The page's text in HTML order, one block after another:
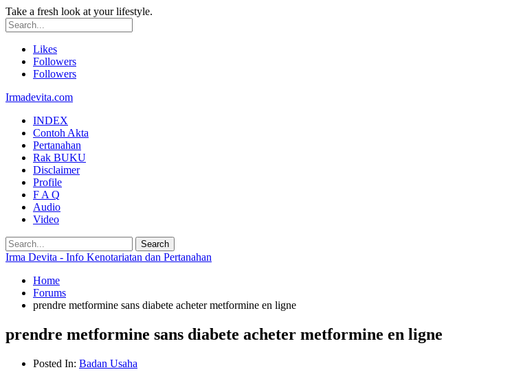
Take a fresh look at your lifestyle.
Likes
Followers
Followers
Irmadevita.com
INDEX
Contoh Akta
Pertanahan
Rak BUKU
Disclaimer
Profile
F A Q
Audio
Video
Irma Devita - Info Kenotariatan dan Pertanahan
Home
Forums
prendre metformine sans diabete acheter metformine en ligne
prendre metformine sans diabete acheter metformine en ligne
Posted In: Badan Usaha